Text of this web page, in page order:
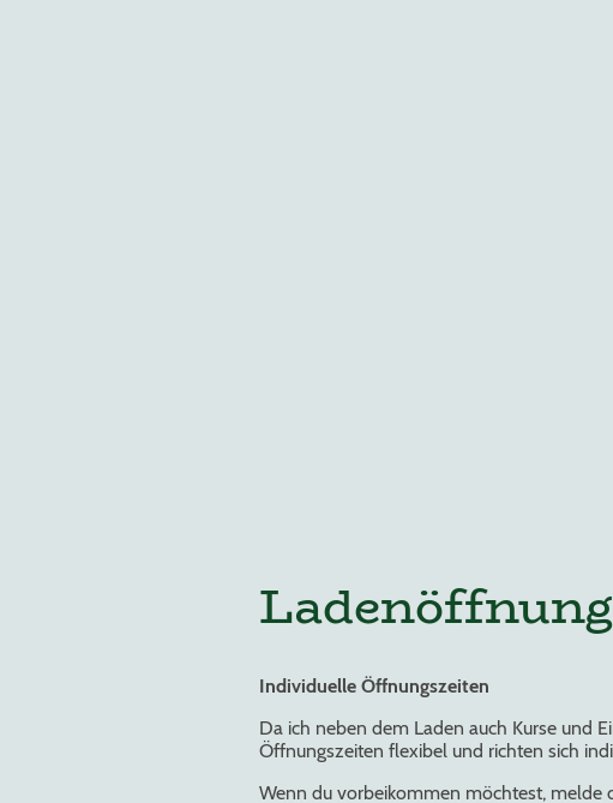
Individuelle Öffnungszeiten
Da ich neben dem Laden auch Kurse und
Öffnungszeiten flexibel und richten sich
Wenn du vorbeikommen möchtest, melde